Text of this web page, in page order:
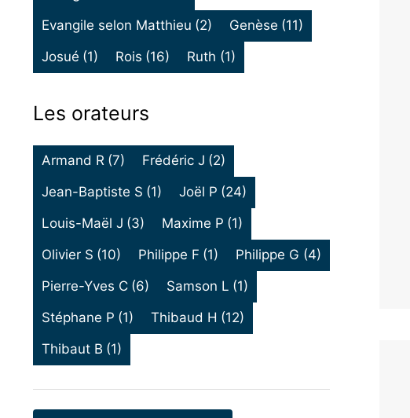
Evangile selon Matthieu (2) Genèse (11)
Josué (1) Rois (16) Ruth (1)
Les orateurs
Armand R (7) Frédéric J (2)
Jean-Baptiste S (1) Joël P (24)
Louis-Maël J (3) Maxime P (1)
Olivier S (10) Philippe F (1) Philippe G (4)
Pierre-Yves C (6) Samson L (1)
Stéphane P (1) Thibaud H (12)
Thibaut B (1)